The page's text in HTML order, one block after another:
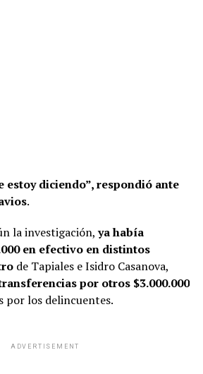
estoy diciendo”, respondió ante
.
la investigación,ya había
en efectivo en distintos
de Tapiales e Isidro Casanova,
por otros $3.000.000
por los delincuentes.
ADVERTISEMENT